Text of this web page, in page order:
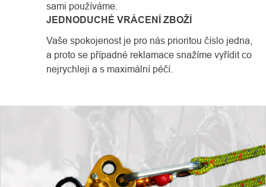
sami používáme.
JEDNODUCHÉ VRÁCENÍ ZBOŽÍ
Vaše spokojenost je pro nás prioritou číslo jedna,
a proto se případné reklamace snažíme vyřídit co
nejrychleji a s maximální péčí.